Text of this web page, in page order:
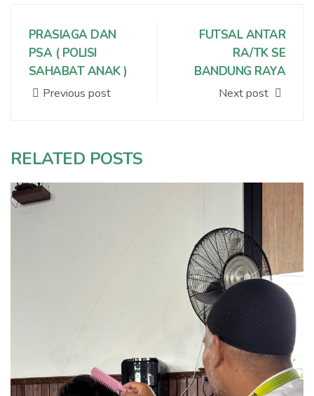
PRASIAGA DAN
PSA ( POLISI
SAHABAT ANAK )
Previous post
FUTSAL ANTAR
RA/TK SE
BANDUNG RAYA
Next post
RELATED POSTS